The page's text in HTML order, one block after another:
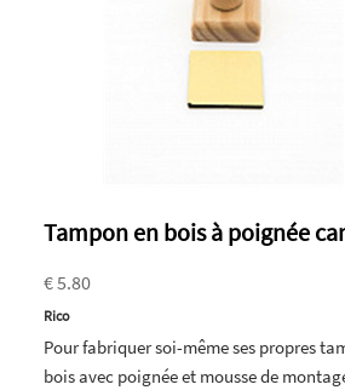
Tampon en bois à poignée
€ 5.80
Rico
Pour fabriquer soi-même ses propres
bois avec poignée et mousse de